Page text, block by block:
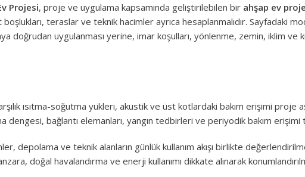
Projesi, proje ve uygulama kapsamında geliştirilebilen bir ahşap ev
teraslar ve teknik hacimler ayrıca hesaplanmalıdır. Sayfadaki
doğrudan uygulanması yerine, imar koşulları, yönlenme, zemin, iklim ve
ısıtma-soğutma yükleri, akustik ve üst kotlardaki bakım erişimi proje
bağlantı elemanları, yangın tedbirleri ve periyodik bakım erişimi
depolama ve teknik alanların günlük kullanım akışı birlikte
doğal havalandırma ve enerji kullanımı dikkate alınarak